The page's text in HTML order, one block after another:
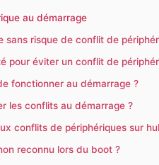
au démarrage
risque de conflit de
pour éviter un conflit de
fonctionner au démarrage ?
les conflits au démarrage ?
conflits de périphériques sur
reconnu lors du boot ?